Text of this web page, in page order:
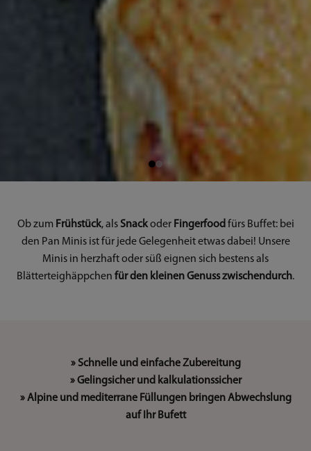
Ob zum Frühstück, als Snackoder Fingerfood fürs Buffet: bei
den Pan Minis ist für jede Gelegenheit etwas dabei! Unsere
Minis in herzhaft oder süß eignen sich bestens als
Blätterteighäppchen für den kleinen Genuss zwischendurch.
» Schnelle und einfache Zubereitung
» Gelingsicher und kalkulationssicher
» Alpine und mediterrane Füllungen bringen Abwechslung
auf Ihr Bufett